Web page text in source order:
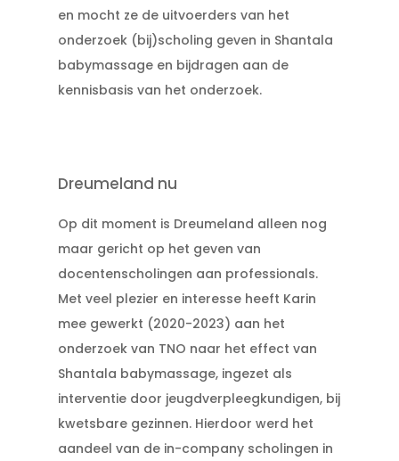
en mocht ze de uitvoerders van het
onderzoek (bij)scholing geven in Shantala
babymassage en bijdragen aan de
kennisbasis van het onderzoek.
Dreumeland nu
Op dit moment is Dreumeland alleen nog
maar gericht op het geven van
docentenscholingen aan professionals.
Met veel plezier en interesse heeft Karin
mee gewerkt (2020-2023) aan het
onderzoek van TNO naar het effect van
Shantala babymassage, ingezet als
interventie door jeugdverpleegkundigen, bij
kwetsbare gezinnen. Hierdoor werd het
aandeel van de in-company scholingen in